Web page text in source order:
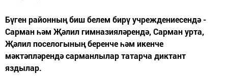
Бүген районның биш белем бирү учреждениесендә -
Сарман һәм Җәлил гимназияләрендә, Сарман урта,
Җәлил поселогының беренче һәм икенче
мәктәпләрендә сарманлылар татарча диктант
яздылар.